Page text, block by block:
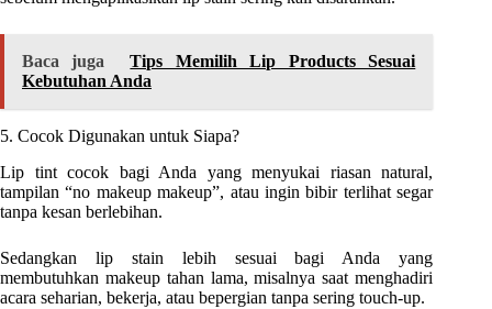
Baca juga
Tips Memilih Lip Products Sesuai
Kebutuhan Anda
5. Cocok Digunakan untuk Siapa?
Lip tint cocok bagi Anda yang menyukai riasan natural,
tampilan “no makeup makeup”, atau ingin bibir terlihat segar
tanpa kesan berlebihan.
Sedangkan lip stain lebih sesuai bagi Anda yang
membutuhkan makeup tahan lama, misalnya saat menghadiri
acara seharian, bekerja, atau bepergian tanpa sering touch-up.